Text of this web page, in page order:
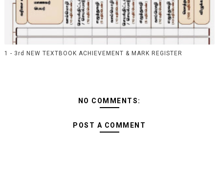
1 - 3rd NEW TEXTBOOK ACHIEVEMENT & MARK REGISTER
NO COMMENTS:
POST A COMMENT